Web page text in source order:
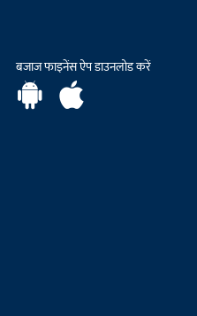
बजाज फाइनेंस ऐप डाउनलोड करें